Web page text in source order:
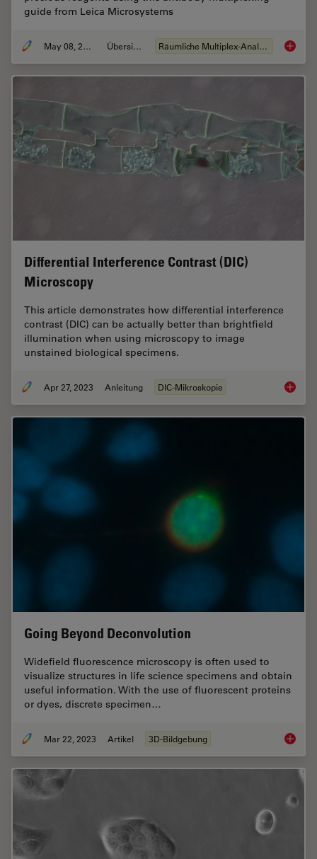
guide from Leica Microsystems
May 08, 2023 Übersicht Räumliche Multiplex-Analyse
Differential Interference Contrast (DIC)
Microscopy
This article demonstrates how differential interference
contrast (DIC) can be actually better than brightfield
illumination when using microscopy to image
unstained biological specimens.
Apr 27, 2023 Anleitung DIC-Mikroskopie
Going Beyond Deconvolution
Widefield fluorescence microscopy is often used to
visualize structures in life science specimens and obtain
useful information. With the use of fluorescent proteins
or dyes, discrete specimen…
Mar 22, 2023 Artikel 3D-Bildgebung Going